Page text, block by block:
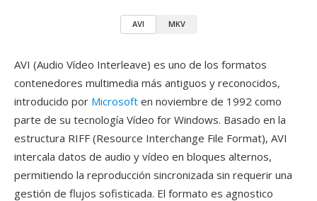
AVI MKV
AVI (Audio Vídeo Interleave) es uno de los formatos
contenedores multimedia más antiguos y reconocidos,
introducido por Microsoft en noviembre de 1992 como
parte de su tecnología Vídeo for Windows. Basado en la
estructura RIFF (Resource Interchange File Format), AVI
intercala datos de audio y vídeo en bloques alternos,
permitiendo la reproducción sincronizada sin requerir una
gestión de flujos sofisticada. El formato es agnostico